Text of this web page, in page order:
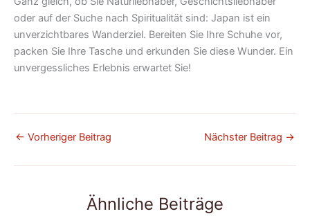
oder auf der Suche nach Spiritualität sind: Japan ist ein
unverzichtbares Wanderziel. Bereiten Sie Ihre Schuhe vor,
packen Sie Ihre Tasche und erkunden Sie diese Wunder. Ein
unvergessliches Erlebnis erwartet Sie!
← Vorheriger Beitrag Nächster Beitrag →
Ähnliche Beiträge